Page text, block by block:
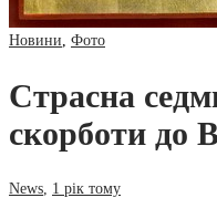
Новини Фото
Страсна
скорботи до
News 1 рік тому